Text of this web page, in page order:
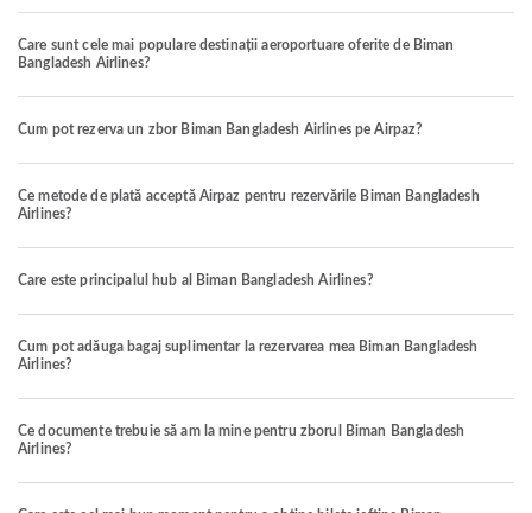
Care sunt cele mai populare destinații aeroportuare oferite de Biman
Bangladesh Airlines?
Cum pot rezerva un zbor Biman Bangladesh Airlines pe Airpaz?
Ce metode de plată acceptă Airpaz pentru rezervările Biman Bangladesh
Airlines?
Care este principalul hub al Biman Bangladesh Airlines?
Cum pot adăuga bagaj suplimentar la rezervarea mea Biman Bangladesh
Airlines?
Ce documente trebuie să am la mine pentru zborul Biman Bangladesh
Airlines?